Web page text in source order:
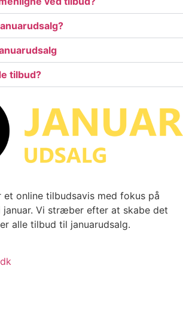
tilbud?
et online tilbudsavis med fokus på
Vi stræber efter at skabe det
alle tilbud til januarudsalg.